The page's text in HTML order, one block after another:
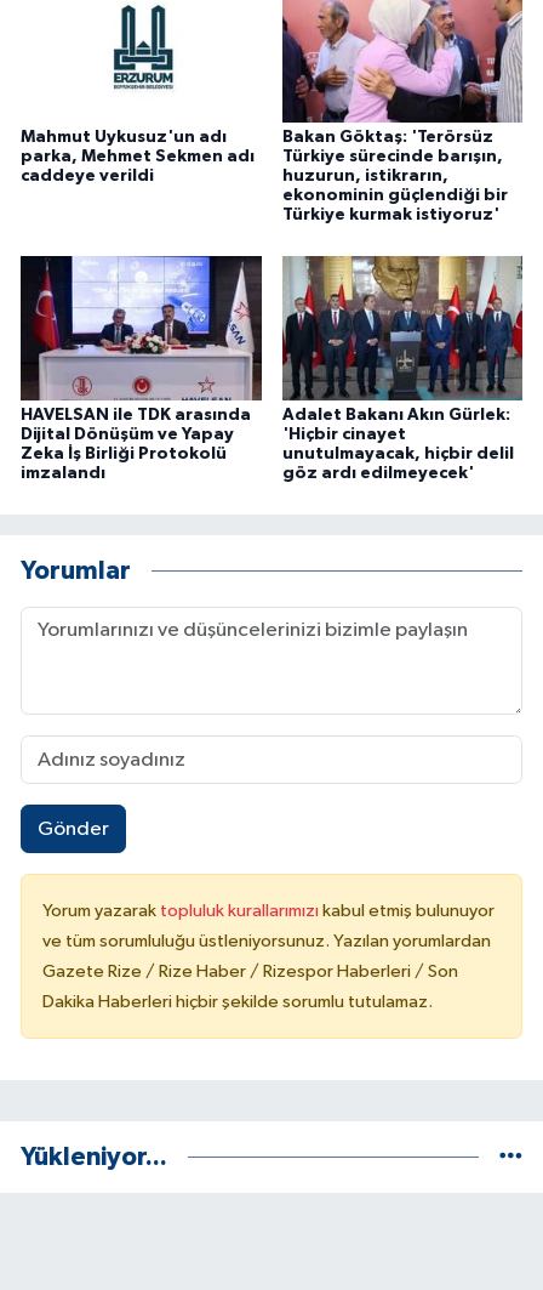
Mahmut Uykusuz'un adı
parka, Mehmet Sekmen adı
caddeye verildi
Bakan Göktaş: 'Terörsüz
Türkiye sürecinde barışın,
huzurun, istikrarın,
ekonominin güçlendiği bir
Türkiye kurmak istiyoruz'
HAVELSAN ile TDK arasında
Dijital Dönüşüm ve Yapay
Zeka İş Birliği Protokolü
imzalandı
Adalet Bakanı Akın Gürlek:
'Hiçbir cinayet
unutulmayacak, hiçbir delil
göz ardı edilmeyecek'
Yorumlar
Gönder
Yorum yazarak topluluk kurallarımızı kabul etmiş bulunuyor
ve tüm sorumluluğu üstleniyorsunuz. Yazılan yorumlardan
Gazete Rize / Rize Haber / Rizespor Haberleri / Son
Dakika Haberleri hiçbir şekilde sorumlu tutulamaz.
Yükleniyor...